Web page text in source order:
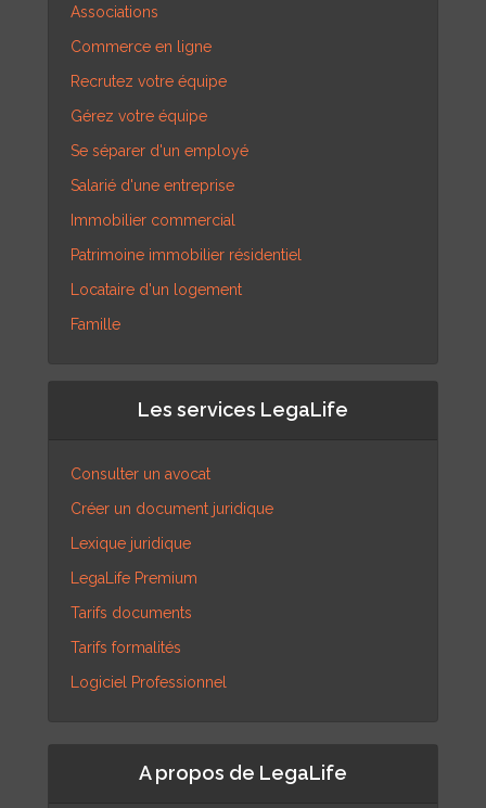
Associations
Commerce en ligne
Recrutez votre équipe
Gérez votre équipe
Se séparer d'un employé
Salarié d'une entreprise
Immobilier commercial
Patrimoine immobilier résidentiel
Locataire d'un logement
Famille
Les services LegaLife
Consulter un avocat
Créer un document juridique
Lexique juridique
LegaLife Premium
Tarifs documents
Tarifs formalités
Logiciel Professionnel
A propos de LegaLife